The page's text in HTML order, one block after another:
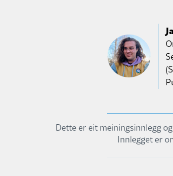
Dette er eit meiningsinnlegg
Innlegget er